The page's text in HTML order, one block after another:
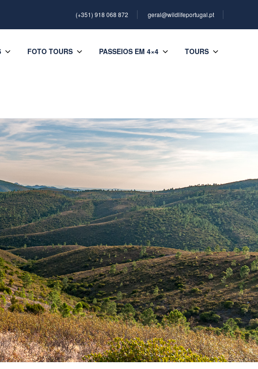
(+351) 918 068 872 geral@wildlifeportugal.pt
FOTO TOURS PASSEIOS EM 4×4 TOURS